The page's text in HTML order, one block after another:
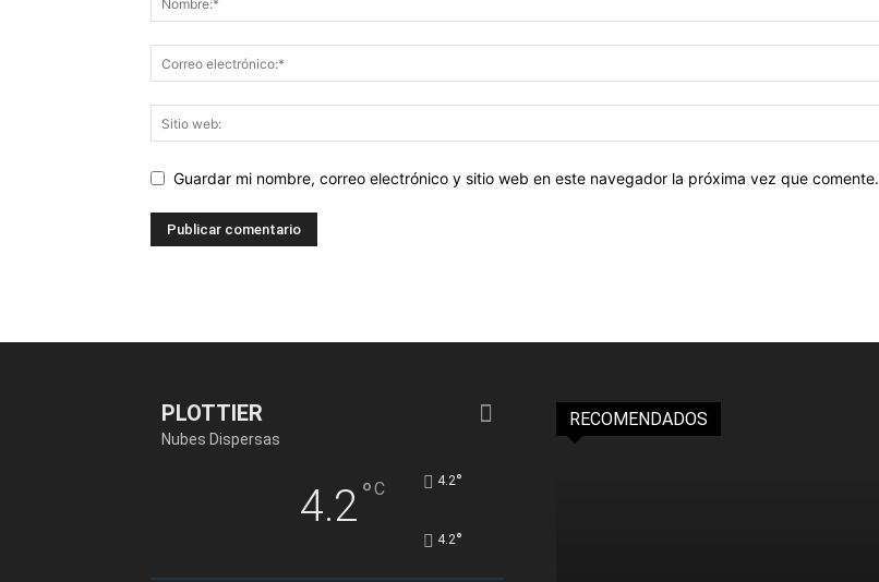
Guardar mi nombre, correo electrónico y sitio web en este navegador la próxima vez que comente.
PLOTTIER
Nubes Dispersas
4.2°C 4.2°
4.2°
RECOMENDADOS